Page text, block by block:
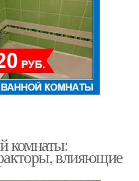
комнаты:
влияющие